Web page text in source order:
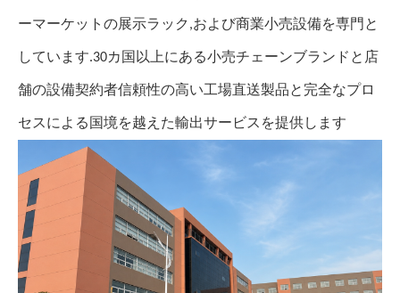
ーマーケットの展示ラック,および商業小売設備を専門と
しています.30カ国以上にある小売チェーンブランドと店
舗の設備契約者信頼性の高い工場直送製品と完全なプロ
セスによる国境を越えた輸出サービスを提供します